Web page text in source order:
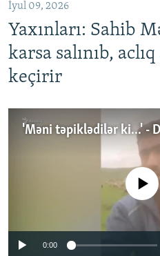
İyul 09, 2026
Yaxınları: Sahib
karsa salınıb,
keçirir
No media source
0:00